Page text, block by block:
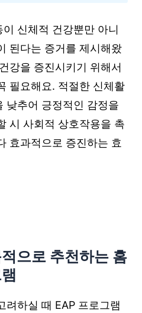
신체적 건강뿐만 아니
된다는 증거를 제시해왔
강을 증진시키기 위해서
필요해요. 적절한 신체활
낮추어 긍정적인 감정을
시 사회적 상호작용을 촉
효과적으로 증진하는 효
으로 추천하는 홈
려하실 때 EAP 프로그램